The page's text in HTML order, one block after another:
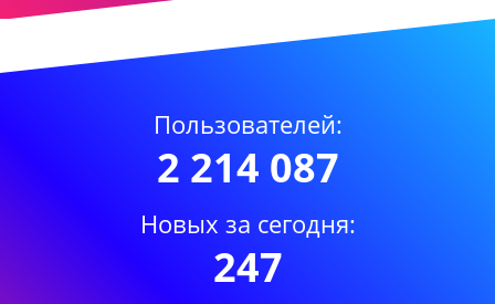
Пользователей:
2 214 087
Новых за сегодня:
247